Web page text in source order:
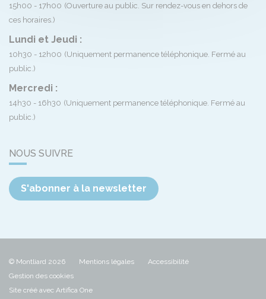
15h00 - 17h00 (Ouverture au public. Sur rendez-vous en dehors de
ces horaires.)
Lundi et Jeudi :
10h30 - 12h00 (Uniquement permanence téléphonique. Fermé au
public.)
Mercredi :
14h30 - 16h30 (Uniquement permanence téléphonique. Fermé au
public.)
NOUS SUIVRE
S'abonner à la newsletter
© Montliard 2026 Mentions légales
Accessibilité
Gestion des cookies
Site créé avec Artifica One